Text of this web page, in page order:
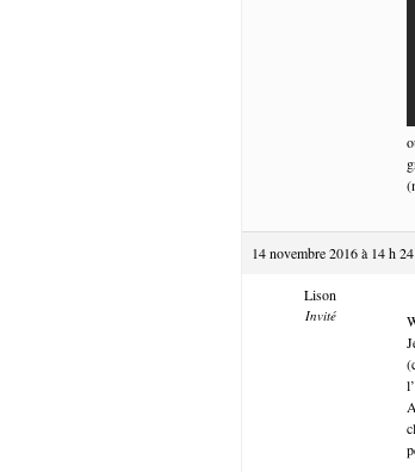
14 novembre 2016 à 14 h
Lison
Invité